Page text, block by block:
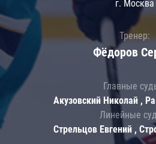
г. Москва
Тренер:
Фёдоров
Главные
Акузовский Николай ,
Линейные
Стрельцов Евгений ,